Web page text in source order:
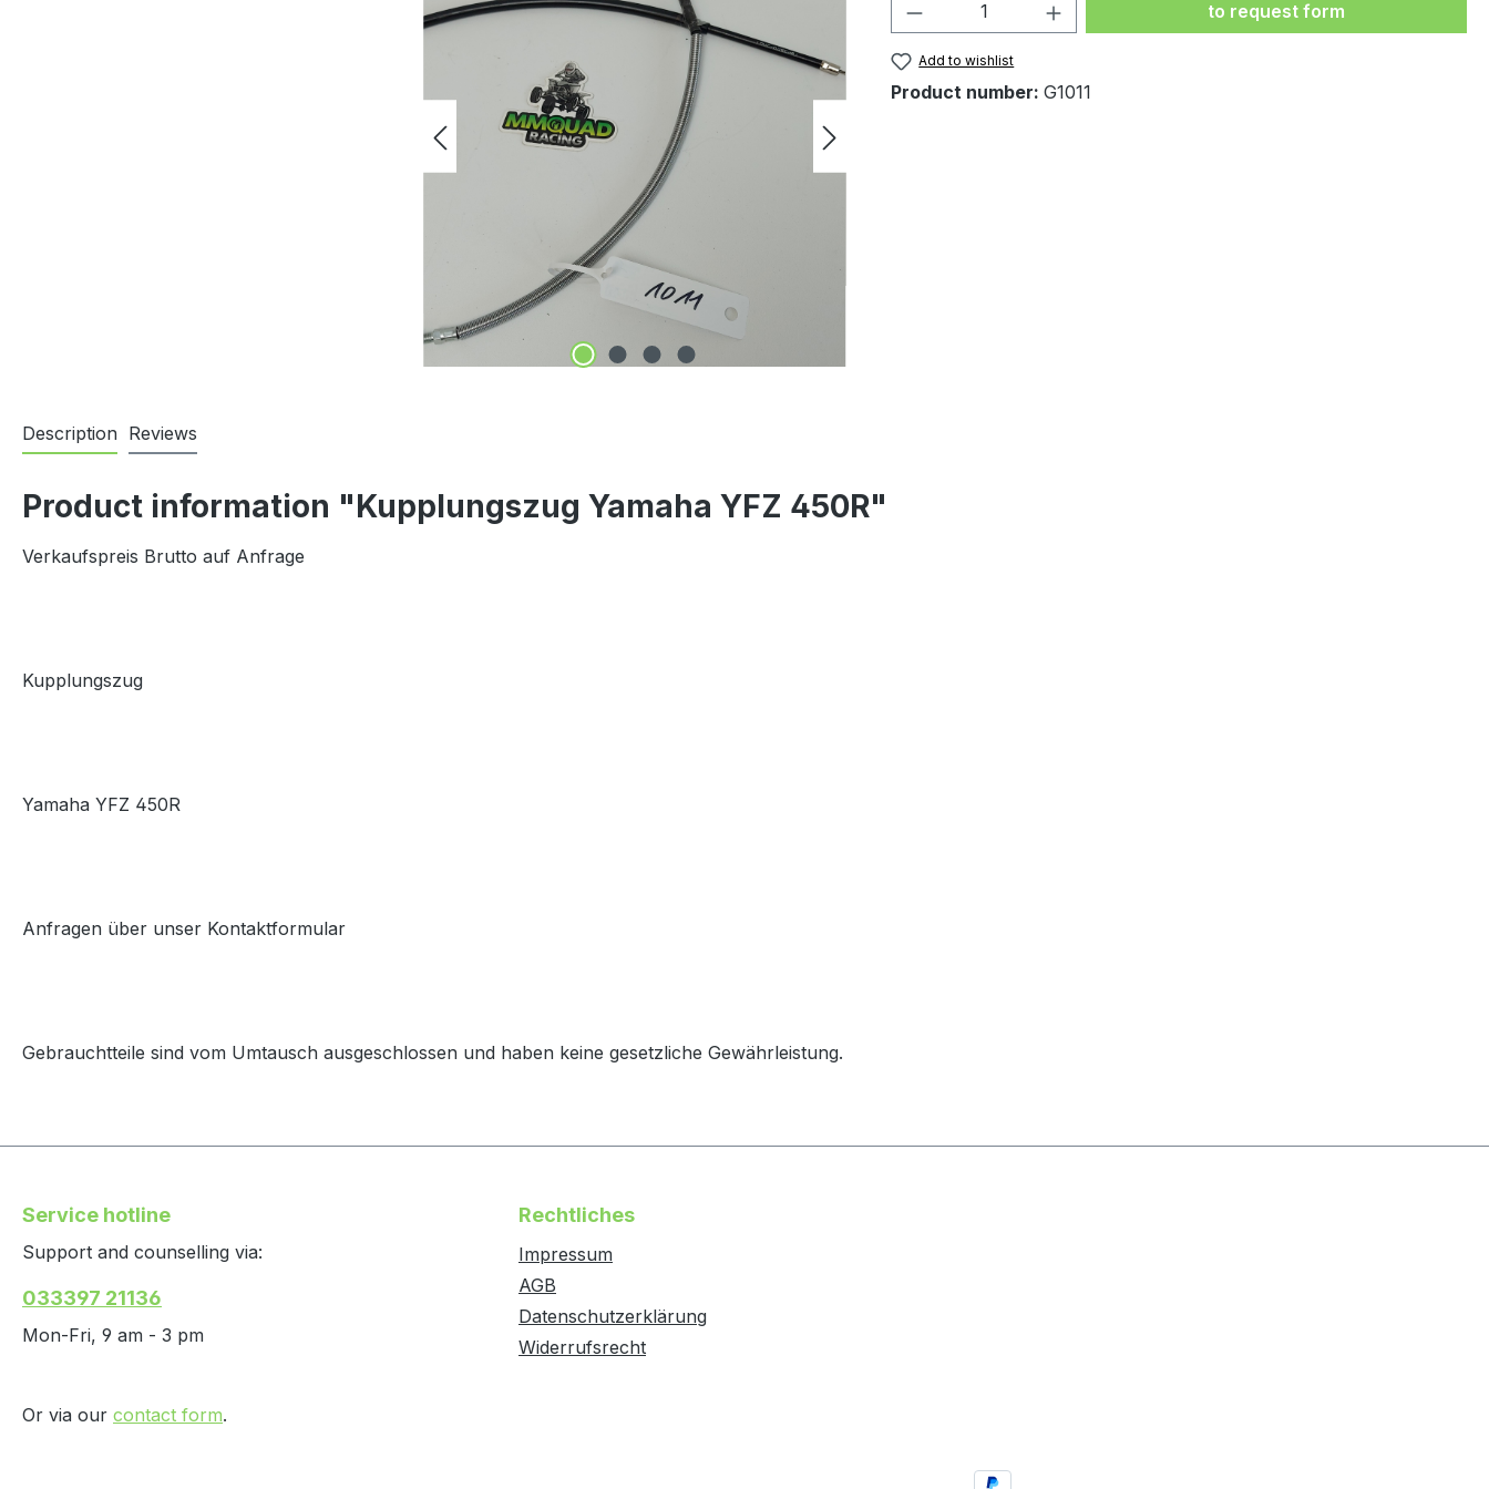
Product Quantity: Enter the
to request form
Add to wishlist
Product number: G1011
Description Reviews
Product information "Kupplungszug Yamaha YFZ 450R"
Verkaufspreis Brutto auf Anfrage
Kupplungszug
Yamaha YFZ 450R
Anfragen über unser Kontaktformular
Gebrauchtteile sind vom Umtausch ausgeschlossen und haben keine gesetzliche Gewährleistung.
Service hotline
Support and counselling via:
033397 21136
Mon-Fri, 9 am - 3 pm
Or via our contact form.
Rechtliches
Impressum
AGB
Datenschutzerklärung
Widerrufsrecht